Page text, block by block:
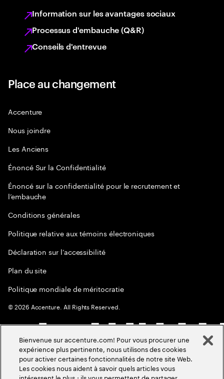
Information sur les avantages sociaux
Processus d'embauche (Q&R)
Conseils d'entrevue
Place au changement
Accenture
Nous joindre
Les Anciens
Énoncé Sur la Confidentialité
Énoncé sur la confidentialité pour le recrutement et
l’embauche
Conditions générales
Politique relative aux témoins électroniques
Déclaration sur l’accessibilité
Plan du site
Politique mondiale de méritocratie
©2026 Accenture. All Rights Reserved.
Bienvenue sur accenture.com! Pour vous procurer une
expérience plus pertinente, nous utilisons des cookies
pour activer certaines fonctionnalités de notre site Web.
Les cookies nous aident à savoir quels articles vous
intéressent le plus ; ils vous permettent de partager